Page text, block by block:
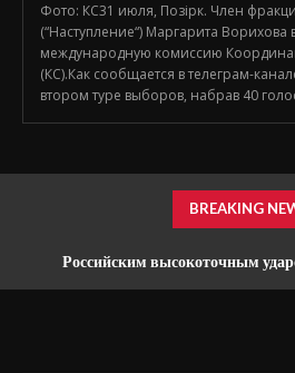
Фото: КС31 июля, Позірк. Член
(“Наступление“) Маргарита Ворихова
международную комиссию
(КС).Как сообщается в телеграм-
втором туре выборов, набрав 40
BREAKING
Российским высокоточным